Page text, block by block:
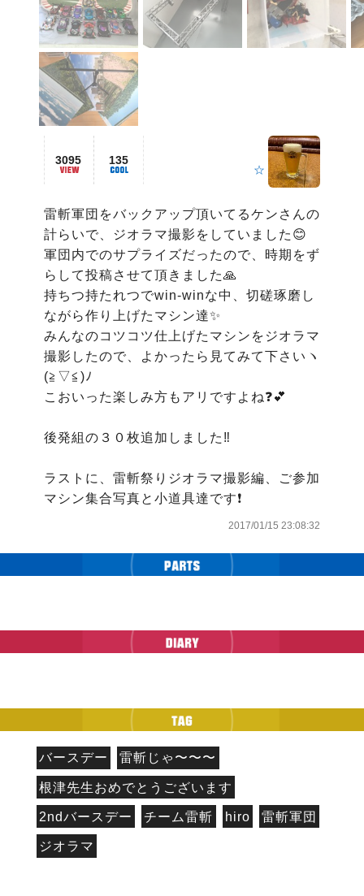
3095 135
☆
雷斬軍団をバックアップ頂いてるケンさんの
計らいで、ジオラマ撮影をしていました😊
軍団内でのサプライズだったので、時期をず
らして投稿させて頂きました🙏
持ちつ持たれつでwin-winな中、切磋琢磨し
ながら作り上げたマシン達✨
みんなのコツコツ仕上げたマシンをジオラマ
撮影したので、よかったら見てみて下さいヽ
(≧▽≦)ﾉ
こおいった楽しみ方もアリですよね❓💕
後発組の３０枚追加しました‼️
ラストに、雷斬祭りジオラマ撮影編、ご参加
マシン集合写真と小道具達です❗️
2017/01/15 23:08:32
バースデー 雷斬じゃ〜〜〜
根津先生おめでとうございます
2ndバースデー チーム雷斬 hiro 雷斬軍団
ジオラマ